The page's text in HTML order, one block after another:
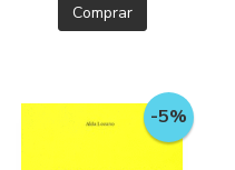
Comprar
-5%